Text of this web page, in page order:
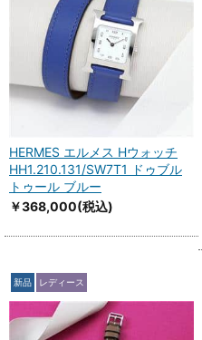
HERMES エルメス Hウォッチ
HH1.210.131/SW7T1 ドゥブル
トゥール ブルー
￥368,000(税込)
新品 レディース